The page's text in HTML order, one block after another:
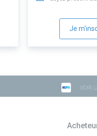
Je
VOIR